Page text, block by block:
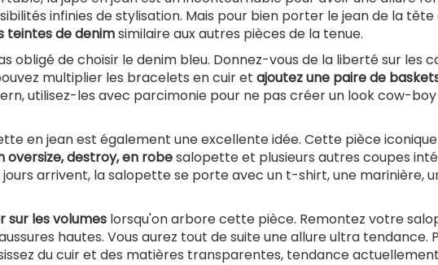
infinies de stylisation. Mais pour bien porter le jean de la tête
teintes de denimsimilaire aux autres pièces de la tenue.
obligé de choisir le denim bleu. Donnez-vous de la liberté sur les
multiplier les bracelets en cuir et ajoutez une paire de
utilisez-les avec parcimonie pour ne pas créer un look cow-
en jean est également une excellente idée. Cette pièce
oversize, destroy, en robesalopette et plusieurs autres coupes
jours arrivent, la salopette se porte avec un t-shirt, une marinière,
sur les volumes lorsqu'on arbore cette pièce. Remontez votre
hautes. Vous aurez tout de suite une allure ultra tendance.
du cuir et des matières transparentes, tendance